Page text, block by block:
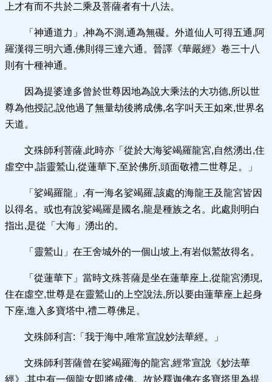
上才有而不共於二乘及菩薩者有十八法。
「神通道力」,神為不測,通為無礙。外道仙人可得五通,阿
羅漢得三明六通,佛則得三達六通。晉譯《華嚴經》卷三十八
則有十種神通。
因為提婆達多曾於世尊因地為說大乘法的大功德,所以世
尊為他授記,說他過了無量劫後將成佛,名字叫天王如來,世界名
天道。
文殊師利菩薩,此時亦「從於大海娑竭羅龍宮,自然湧出,住
虛空中,詣靈鷲山,從蓮華下,至於佛所,頭面敬禮二世尊足。」
「娑竭羅龍」,有一海名娑竭羅,該處的海龍王及龍宮皆因
以得名。或也有說娑竭羅是國名,龍是種族之名。此處則明白
指出,是從「大海」湧出的。
「靈鷲山」在王舍城外的一個山坡上,有岩似鷲故得名。
「從蓮華下」當時文殊菩薩是坐在蓮華座上,從龍宮湧現,
住在虛空,世尊是在靈鷲山的上空說法,所以要由蓮華座上起身
下座,進入多寶塔中,禮二尊佛足。
文殊師利言:「我于海中,唯常宣說妙法華經。」
文殊師利菩薩曾在娑竭羅海的龍宮,經常宣說《妙法華
經》,其中有一個龍女即將成佛。故於釋迦佛在多寶塔里為提